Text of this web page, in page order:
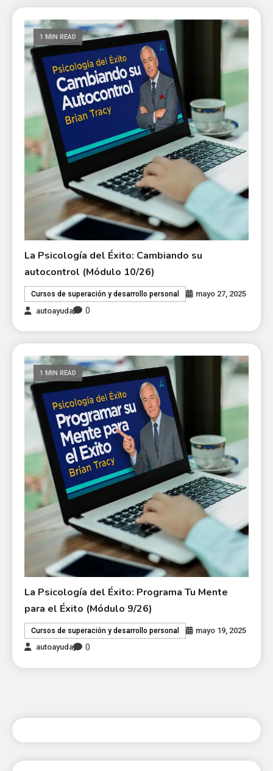
1 MIN READ
La Psicología del Éxito: Cambiando su
autocontrol (Módulo 10/26)
Cursos de superación y desarrollo personal
mayo 27, 2025
autoayuda
0
1 MIN READ
La Psicología del Éxito: Programa Tu Mente
para el Éxito (Módulo 9/26)
Cursos de superación y desarrollo personal
mayo 19, 2025
autoayuda
0